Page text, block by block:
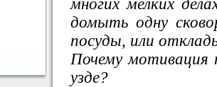
многих мелких
домыть одну
посуды, или
Почему мотивация
узде?